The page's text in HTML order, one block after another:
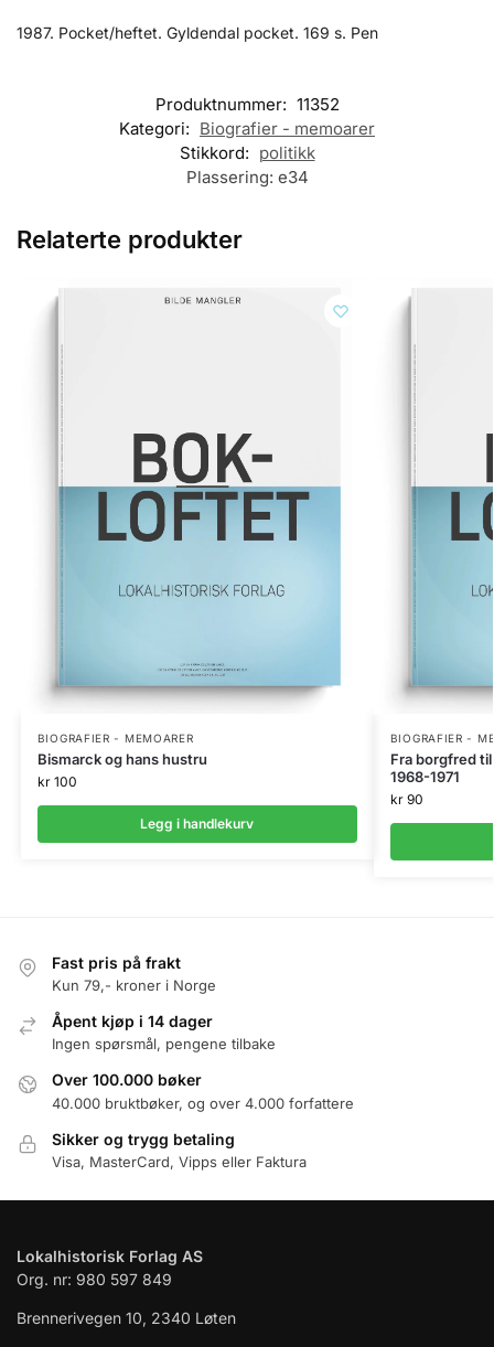
1987. Pocket/heftet. Gyldendal pocket. 169 s. Pen
Produktnummer: 11352
Kategori: Biografier - memoarer
Stikkord: politikk
Plassering: e34
Relaterte produkter
BIOGRAFIER - MEMOARER
Bismarck og hans hustru
kr100
Legg i handlekurv
BIOGRAFIER -
Fra borgfred
1968-1971
kr90
Fast pris på frakt
Kun 79,- kroner i Norge
Åpent kjøp i 14 dager
Ingen spørsmål, pengene tilbake
Over 100.000 bøker
40.000 bruktbøker, og over 4.000 forfattere
Sikker og trygg betaling
Visa, MasterCard, Vipps eller Faktura
Lokalhistorisk Forlag AS
Org. nr: 980 597 849
Brennerivegen 10, 2340 Løten